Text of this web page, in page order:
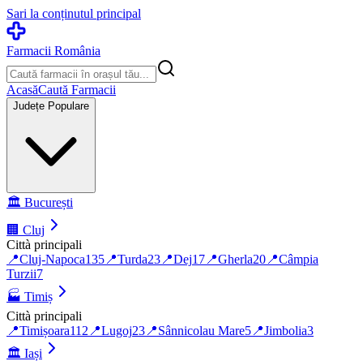
Sari la conținutul principal
Farmacii România
AcasăCaută Farmacii
Județe Populare
🏛️ București
🏢 Cluj
Città principali
📍Cluj-Napoca135 📍Turda23 📍Dej17 📍Gherla20 📍Câmpia
Turzii7
🏭 Timiș
Città principali
📍Timișoara112 📍Lugoj23 📍Sânnicolau Mare5 📍Jimbolia3
🏛️ Iași